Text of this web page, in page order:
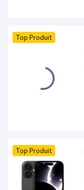
Top Produit
Top Produit